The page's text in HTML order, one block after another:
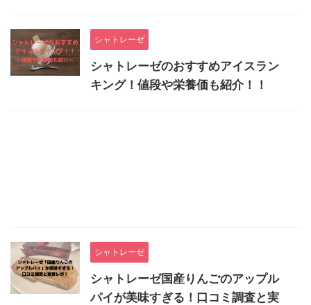
シャトレーゼ
シャトレーゼのおすすめアイスラン
キング！値段や栄養価も紹介！！
シャトレーゼ
シャトレーゼ国産りんごのアップル
パイが美味すぎる！口コミ調査と実